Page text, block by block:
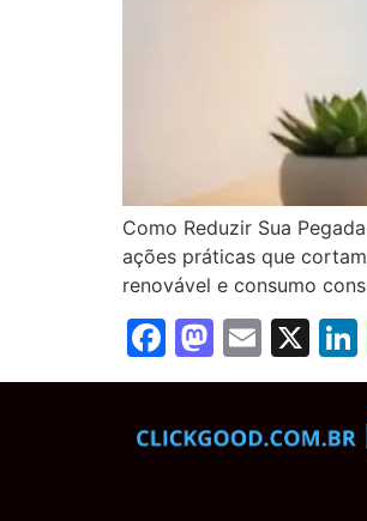
Como Reduzir Sua
ações práticas que
renovável e consumo
Facebook
Email
X